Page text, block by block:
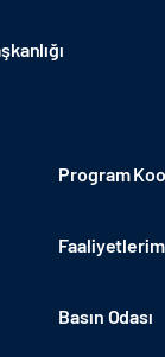
Program
Basın Odası